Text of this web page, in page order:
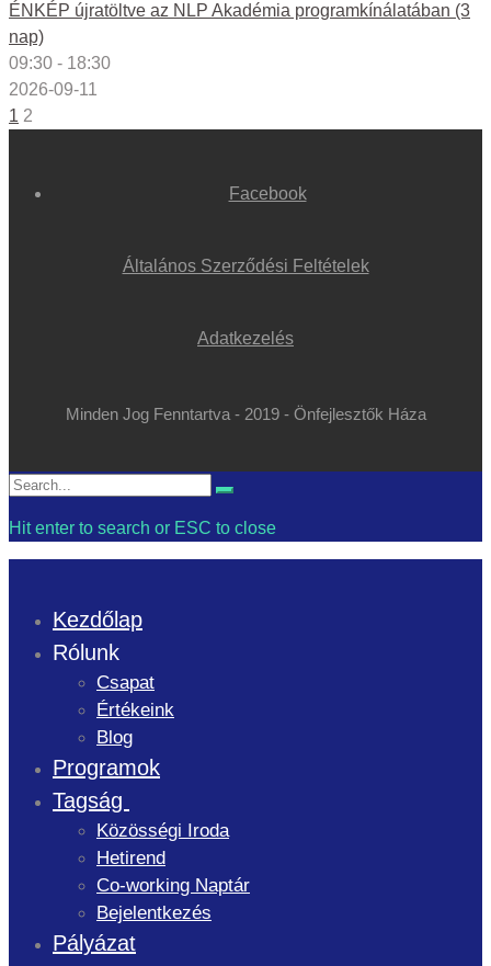
ÉNKÉP újratöltve az NLP Akadémia programkínálatában (3
nap)
09:30 - 18:30
2026-09-11
1 2
Facebook
Általános Szerződési Feltételek
Adatkezelés
Minden Jog Fenntartva - 2019 - Önfejlesztők Háza
Search
Search
Hit enter to search or ESC to close
Kezdőlap
Rólunk
Csapat
Értékeink
Blog
Programok
Tagság
Közösségi Iroda
Hetirend
Co-working Naptár
Bejelentkezés
Pályázat